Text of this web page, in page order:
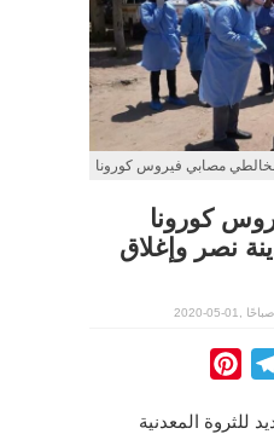
مصابي فيروس كورونا
كورونا
نصر وإغلاق
Telegram
للثروة المعدنية